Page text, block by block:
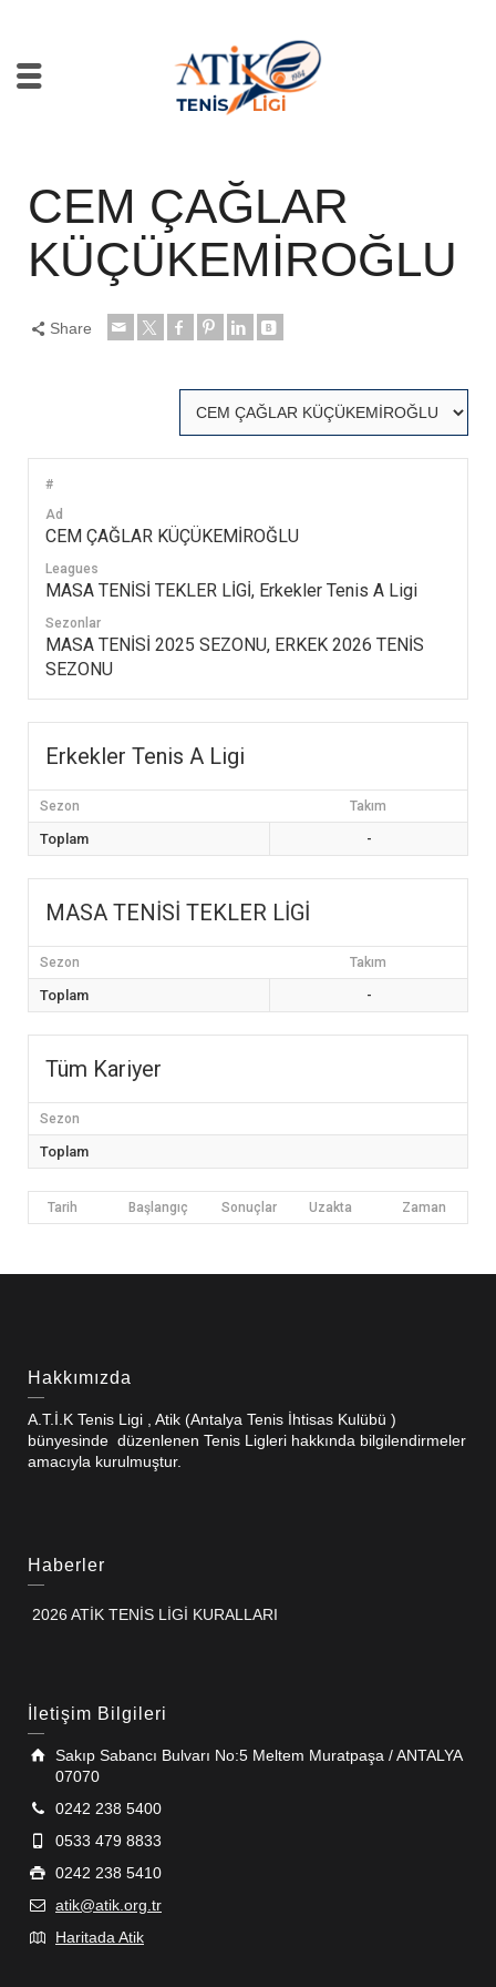
CEM ÇAĞLAR
KÜÇÜKEMİROĞLU
Share
#
Ad
CEM ÇAĞLAR KÜÇÜKEMİROĞLU
Leagues
MASA TENİSİ TEKLER LİGİ, Erkekler Tenis A Ligi
Sezonlar
MASA TENİSİ 2025 SEZONU, ERKEK 2026 TENİS
SEZONU
Erkekler Tenis A Ligi
Sezon Takım
Toplam -
MASA TENİSİ TEKLER LİGİ
Sezon Takım
Toplam -
Tüm Kariyer
Sezon
Toplam
Tarih Başlangıç Sonuçlar Uzakta Zaman
Hakkımızda
A.T.İ.K Tenis Ligi , Atik (Antalya Tenis İhtisas Kulübü )
bünyesinde düzenlenen Tenis Ligleri hakkında bilgilendirmeler
amacıyla kurulmuştur.
Haberler
2026 ATİK TENİS LİGİ KURALLARI
İletişim Bilgileri
Sakıp Sabancı Bulvarı No:5 Meltem Muratpaşa / ANTALYA
07070
0242 238 5400
0533 479 8833
0242 238 5410
atik@atik.org.tr
Haritada Atik